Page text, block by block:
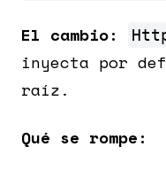
El cambio:
inyecta por
raíz.
Qué se rompe: